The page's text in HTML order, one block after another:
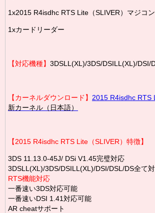
1x2015 R4isdhc RTS Lite（SLIVER）マジコン
1xカードリーダー
【対応機種】 3DSLL(XL)/3DS/DSILL(XL)/DSI/
【カーネルダウンロード】 2015 R4isdhc RTS
新カーネル（日本語）
【2015 R4isdhc RTS Lite（SLIVER）特徴】
3DS 11.13.0-45J/ DSi V1.45完璧対応
3DSLL(XL)/3DS/DSILL(XL)/DSI/DSL/DS全て
RTS機能対応
一番速い3DS対応可能
一番速いDSI 1.41対応可能
AR cheatサポート